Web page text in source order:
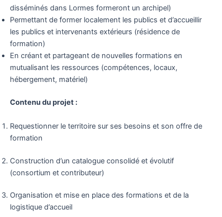
disséminés dans Lormes formeront un archipel)
Permettant de former localement les publics et d’accueillir
les publics et intervenants extérieurs (résidence de
formation)
En créant et partageant de nouvelles formations en
mutualisant les ressources (compétences, locaux,
hébergement, matériel)
Contenu du projet :
Requestionner le territoire sur ses besoins et son offre de
formation
Construction d’un catalogue consolidé et évolutif
(consortium et contributeur)
Organisation et mise en place des formations et de la
logistique d’accueil